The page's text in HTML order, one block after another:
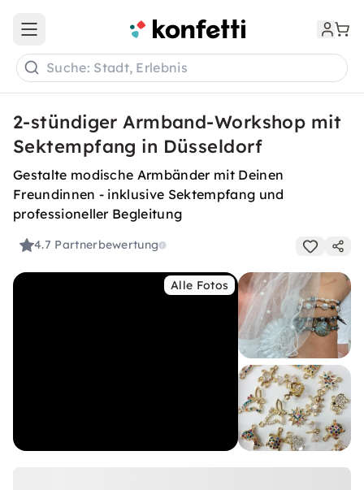
Open main menu
Suche: Stadt, Erlebnis
2-stündiger Armband-Workshop mit
Sektempfang in Düsseldorf
Gestalte modische Armbänder mit Deinen
Freundinnen - inklusive Sektempfang und
professioneller Begleitung
4.7 Partnerbewertung
Alle Fotos